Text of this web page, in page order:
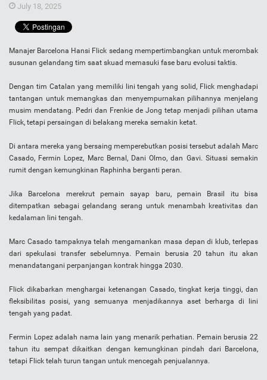
July 18, 2025
Manajer Barcelona Hansi Flick sedang mempertimbangkan untuk merombak
susunan gelandang tim saat skuad memasuki fase baru evolusi taktis.
Dengan tim Catalan yang memiliki lini tengah yang solid, Flick menghadapi
tantangan untuk memangkas dan menyempurnakan pilihannya menjelang
musim mendatang. Pedri dan Frenkie de Jong tetap menjadi pilihan utama
Flick, tetapi persaingan di belakang mereka semakin ketat.
Di antara mereka yang bersaing memperebutkan posisi tersebut adalah Marc
Casado, Fermin Lopez, Marc Bernal, Dani Olmo, dan Gavi. Situasi semakin
rumit dengan kemungkinan Raphinha berganti peran.
Jika Barcelona merekrut pemain sayap baru, pemain Brasil itu bisa
ditempatkan sebagai gelandang serang untuk menambah kreativitas dan
kedalaman lini tengah.
Marc Casado tampaknya telah mengamankan masa depan di klub, terlepas
dari spekulasi transfer sebelumnya. Pemain berusia 20 tahun itu akan
menandatangani perpanjangan kontrak hingga 2030.
Flick dikabarkan menghargai ketenangan Casado, tingkat kerja tinggi, dan
fleksibilitas posisi, yang semuanya menjadikannya aset berharga di lini
tengah yang padat.
Fermin Lopez adalah nama lain yang menarik perhatian. Pemain berusia 22
tahun itu sempat dikaitkan dengan kemungkinan pindah dari Barcelona,
tetapi Flick telah turun tangan untuk mencegah penjualannya.